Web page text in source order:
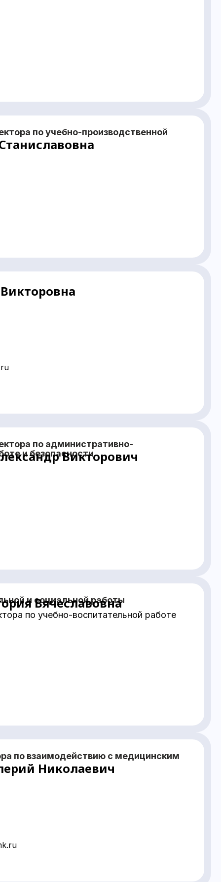
по учебно-производственной
по административно-
и безопасностиВикторович
и социальной работы
Вячеславовна
по учебно-воспитательной работе
по взаимодействию с медицинским
Николаевич